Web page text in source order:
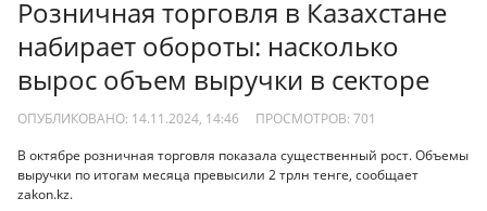
Розничная торговля в Казахстане
набирает обороты: насколько
вырос объем выручки в секторе
ОПУБЛИКОВАНО: 14.11.2024, 14:46 ПРОСМОТРОВ: 701
В октябре розничная торговля показала существенный рост. Объемы
выручки по итогам месяца превысили 2 трлн тенге, сообщает
zakon.kz.